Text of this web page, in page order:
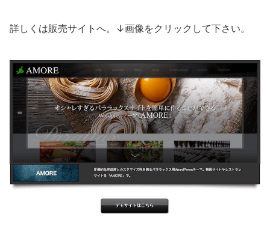
詳しくは販売サイトへ。↓画像をクリックして下さい。